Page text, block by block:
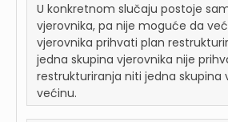
U konkretnom slučaju postoje
vjerovnika, pa nije moguće da
vjerovnika prihvati plan
jedna skupina vjerovnika nije
restrukturiranja niti jedna skupina
većinu.